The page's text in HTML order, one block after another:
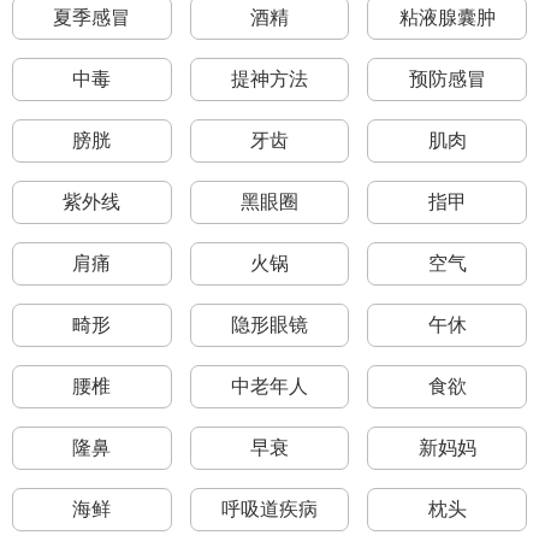
夏季感冒 酒精 粘液腺囊肿
中毒 提神方法 预防感冒
膀胱 牙齿 肌肉
紫外线 黑眼圈 指甲
肩痛 火锅 空气
畸形 隐形眼镜 午休
腰椎 中老年人 食欲
隆鼻 早衰 新妈妈
海鲜 呼吸道疾病 枕头